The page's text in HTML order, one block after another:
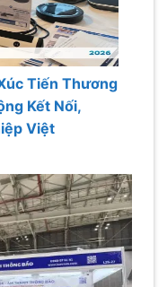
Tiến Thương
Kết Nối,
Việt